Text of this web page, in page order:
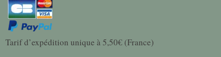
Tarif d’expédition unique à 5,50€ (France)